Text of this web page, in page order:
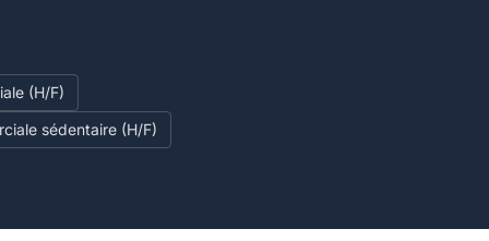
(H/F)
sédentaire (H/F)